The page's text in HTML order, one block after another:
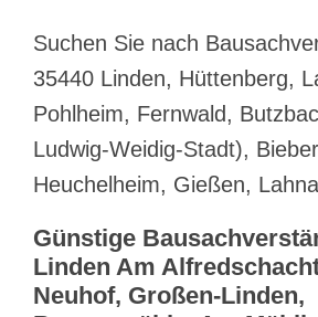
Suchen Sie nach
35440 Linden, Hüttenberg,
Pohlheim, Fernwald,
Ludwig-Weidig-Stadt),
Heuchelheim, Gießen,
Günstige
Linden Am
Neuhof, Großen-Linden,